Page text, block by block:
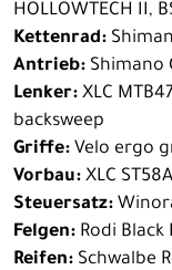
HOLLOWTECH II,
Kettenrad:
Antrieb: Shimano
Lenker: XLC
backsweep
Griffe: Velo ergo
Vorbau: XLC
Steuersatz:
Felgen: Rodi Black
Reifen: Schwalbe